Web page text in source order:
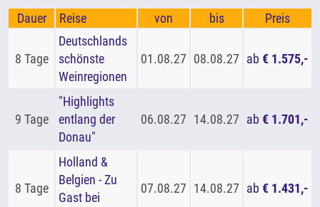
Dauer Reise von bis Preis
8 Tage
Deutschlands
schönste
Weinregionen
01.08.27 08.08.27 ab € 1.575,-
9 Tage
"Highlights
entlang der
Donau"
06.08.27 14.08.27 ab € 1.701,-
8 Tage
Holland &
Belgien - Zu
Gast bei
07.08.27 14.08.27 ab € 1.431,-